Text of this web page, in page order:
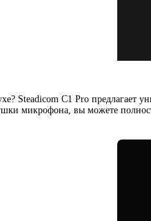
Steadicom C1 Pro предлагает
микрофона вы можете